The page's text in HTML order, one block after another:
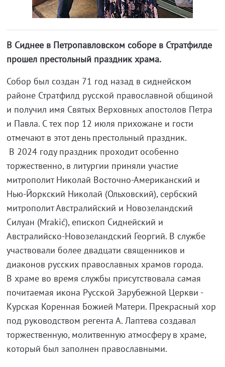
В Сиднее в Петропавловском соборе в Стратфилде
прошел престольный праздник храма.
Собор был создан 71 год назад в сиднейском
районе Стратфилд русской православной общиной
и получил имя Святых Верховных апостолов Петра
и Павла. С тех пор 12 июля прихожане и гости
отмечают в этот день престольный праздник.
В 2024 году праздник проходит особенно
торжественно, в литургии приняли участие
митрополит Николай Восточно-Американский и
Нью-Йоркский Николай (Ольховский), сербский
митрополит Австралийский и Новозеландский
Силуан (Mrakić), епископ Сиднейский и
Австралийско-Новозеландский Георгий. В службе
участвовали более двадцати священников и
диаконов русских православных храмов города.
В храме во время службы присутствовала самая
почитаемая икона Русской Зарубежной Церкви -
Курская Коренная Божией Матери. Прекрасный хор
под руководством регента А. Лаптева создавал
торжественную, молитвенную атмосферу в храме,
который был заполнен православными.